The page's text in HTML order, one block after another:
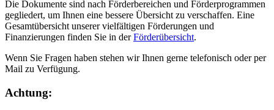
Die Dokumente sind nach Förderbereichen und Förderprogrammen
gegliedert, um Ihnen eine bessere Übersicht zu verschaffen. Eine
Gesamtübersicht unserer vielfältigen Förderungen und
Finanzierungen finden Sie in derFörderübersicht.
Wenn Sie Fragen haben stehen wir Ihnen gerne telefonisch oder per
Mail zu Verfügung.
Achtung: